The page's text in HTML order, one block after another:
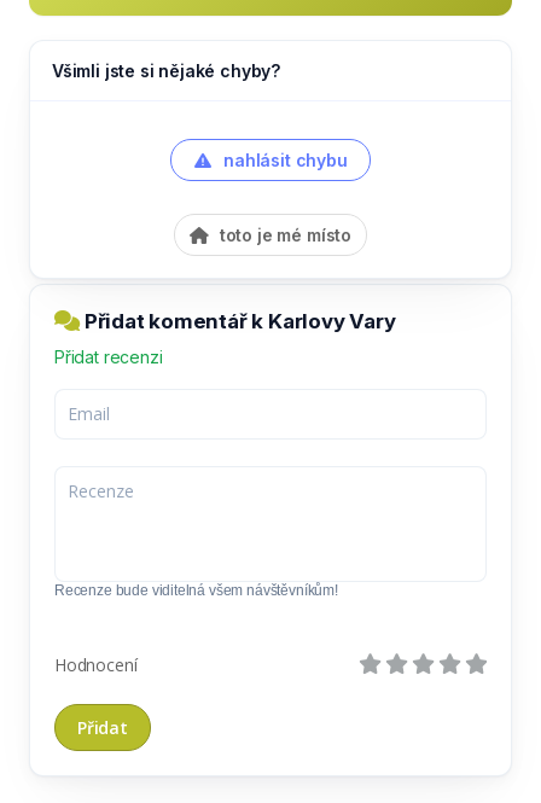
Všimli jste si nějaké chyby?
nahlásit chybu
toto je mé místo
Přidat komentář k Karlovy Vary
Přidat recenzi
Recenze bude viditelná všem návštěvníkům!
Hodnocení